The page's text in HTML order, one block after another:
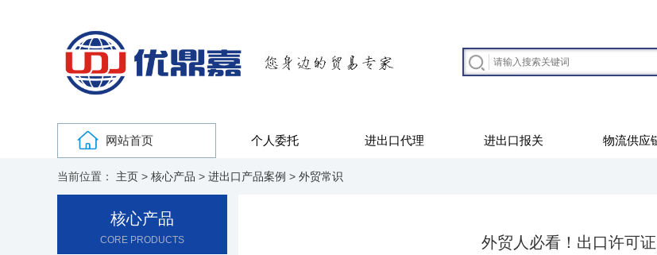
网站首页 个人委托 进出口代理 进出口报关 物流供应
当前位置： 主页 > 核心产品 > 进出口产品案例 > 外贸常识
核心产品
CORE PRODUCTS 外贸人必看！出口许可